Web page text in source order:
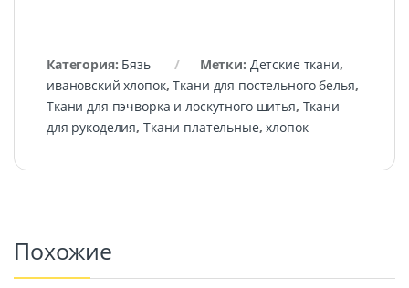
Категория: Бязь Метки: Детские ткани,
ивановский хлопок,Ткани для постельного белья,
Ткани для пэчворка и лоскутного шитья, Ткани
для рукоделия, Ткани плательные,хлопок
Похожие